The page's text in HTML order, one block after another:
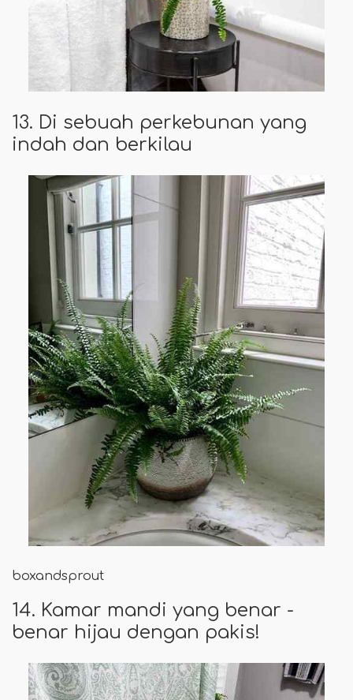
13. Di sebuah perkebunan yang
indah dan berkilau
boxandsprout
14. Kamar mandi yang benar -
benar hijau dengan pakis!